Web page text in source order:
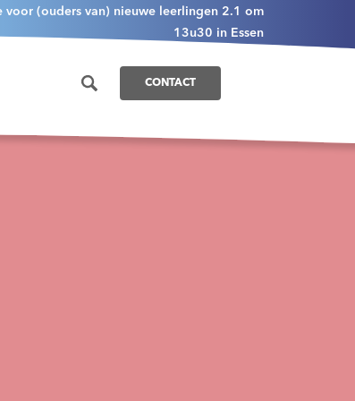
voor (ouders van) nieuwe leerlingen 2.1 om
13u30 in Essen
CONTACT